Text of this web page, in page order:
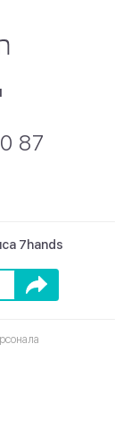
7hands
Подписаться
87